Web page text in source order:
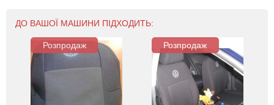
ДО ВАШОЇ МАШИНИ ПІДХОДИТЬ:
Розпродаж Розпродаж